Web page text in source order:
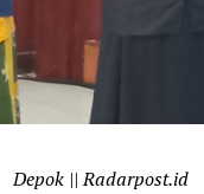
Depok || Radarpost.id